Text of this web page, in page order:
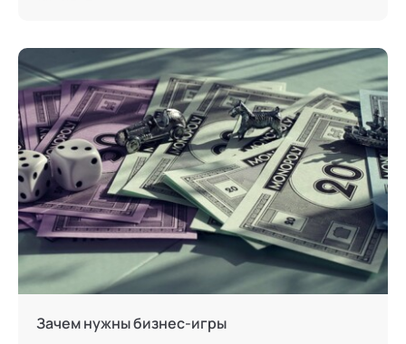
Зачем нужны бизнес-игры